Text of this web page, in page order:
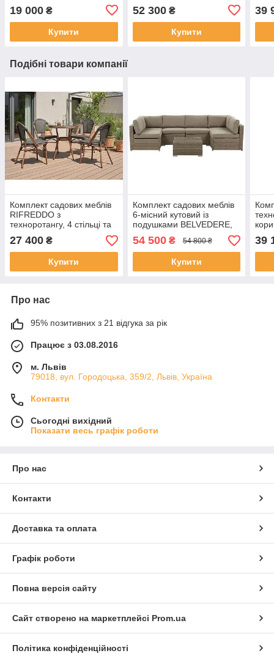
19 000 ₴
Купити
52 300₴
Купити
39
Подібні товари компанії
Комплект садових меблів
RIFREDDO з
техноротангу, 4 стільці та
склом, сірий
27 400 ₴
Купити
Комплект садових меблів
6-місний кутовий із
подушками BELVEDERE,
техноротанг, коричневий
54 500₴ 54 800 ₴
Купити
39
Про нас
95% позитивних з 21 відгука за рік
Працює з 03.08.2016
м. Львів
79018, вул. Городоцька, 359/2, Львів, Україна
Контакти
Сьогодні вихідний
Показати весь графік роботи
Про нас
Контакти
Доставка та оплата
Графік роботи
Повна версія сайту
Сайт створено на маркетплейсі Prom.ua
Політика конфіденційності